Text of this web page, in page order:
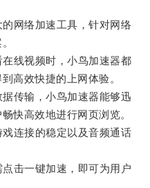
网络加速工具，针对网络
线视频时，小鸟加速器都
高效快捷的上网体验。
传输，小鸟加速器能够迅
快高效地进行网页浏览。
连接的稳定以及音频通话
击一键加速，即可为用户